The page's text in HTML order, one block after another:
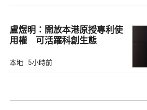
盧煜明：開放本港原授專利使
用權 可活躍科創生態
本地 5小時前